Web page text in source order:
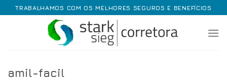
TRABALHAMOS COM OS MELHORES SEGUROS E BENEFÍCIOS
amil-facil